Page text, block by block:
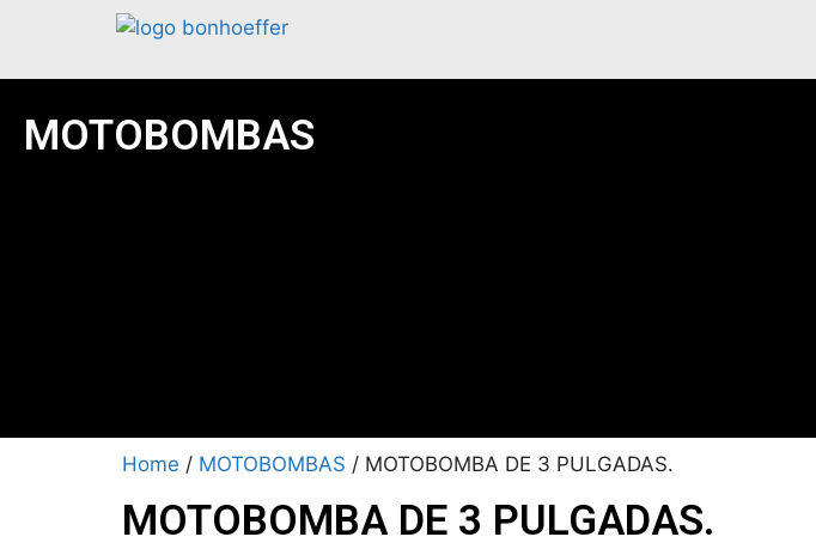
MOTOBOMBAS
Home / MOTOBOMBAS / MOTOBOMBA DE 3 PULGADAS.
MOTOBOMBA DE 3 PULGADAS.